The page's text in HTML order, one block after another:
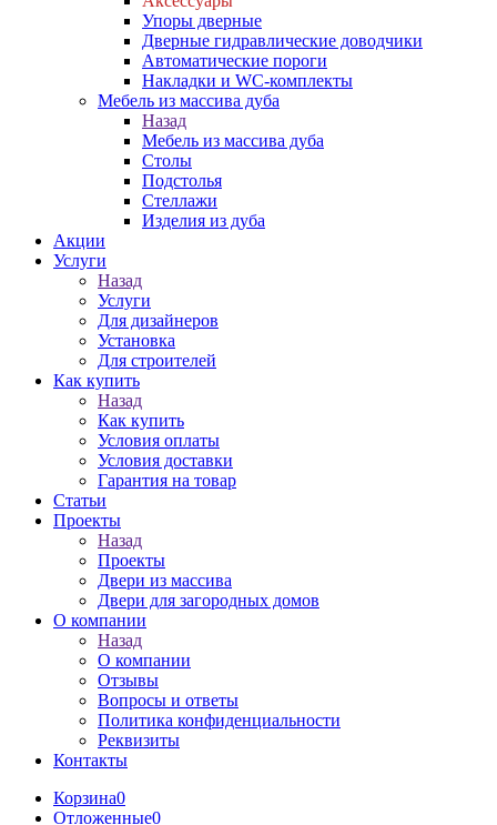
Упоры дверные
Дверные гидравлические доводчики
Автоматические пороги
Накладки и WC-комплекты
Мебель из массива дуба
Назад
Мебель из массива дуба
Столы
Подстолья
Стеллажи
Изделия из дуба
Акции
Услуги
Назад
Услуги
Для дизайнеров
Установка
Для строителей
Как купить
Назад
Как купить
Условия оплаты
Условия доставки
Гарантия на товар
Статьи
Проекты
Назад
Проекты
Двери из массива
Двери для загородных домов
О компании
Назад
О компании
Отзывы
Вопросы и ответы
Политика конфиденциальности
Реквизиты
Контакты
Корзина0
Отложенные0